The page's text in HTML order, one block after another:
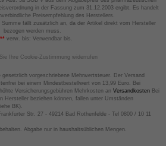
in der Fassung zum 31.12.2003 ergibt. Es handelt
Preisempfehlung des Herstellers.
fällt zusätzlich an, da der Artikel direkt vom Hersteller
bezogen werden muss.
verw. bis: Verwendbar bis.
Ihre Cookie-Zustimmung widerrufen
gesetzlich vorgeschriebene Mehrwertsteuer. Der Versand
bei einem Mindestbestellwert von 13,99 Euro. Bei
Versicherungsgebühren Mehrkosten an VersandkostenBei
Hersteller beziehen können, fallen unter Umständen
BK).
Str. 27 - 49214 Bad Rothenfelde - Tel 0800 / 10 11
Abgabe nur in haushaltsüblichen Mengen.